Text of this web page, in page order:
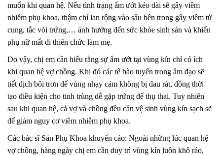
muốn khi quan hệ. Nếu tình trạng ẩm ướt kéo dài sẽ gây viêm
nhiễm phụ khoa, thậm chí lan rộng vào sâu bên trong gây viêm tử
cung, tắc vòi trứng,… ảnh hưởng đến sức khỏe sinh sản và khiến
phụ nữ mất đi thiên chức làm mẹ.
Do vậy, chị em cần hiểu rằng sự ẩm ướt tại vùng kín chỉ có ích
khi quan hệ vợ chồng. Khi đó các tế bào tuyến trong âm đạo sẽ
tiết dịch bôi trơn để vùng nhạy cảm không bị đau rát, đồng thời
tạo điều kiện cho tinh trùng dễ gặp trứng để thụ thai. Tuy nhiên
sau khi quan hệ, cả vợ và chồng đều cần vệ sinh vùng kín sạch sẽ
để giảm nguy cơ viêm nhiễm phụ khoa.
Các bác sĩ Sản Phụ Khoa khuyến cáo: Ngoài những lúc quan hệ
vợ chồng, hàng ngày chị em cần duy trì vùng kín luôn khô ráo,